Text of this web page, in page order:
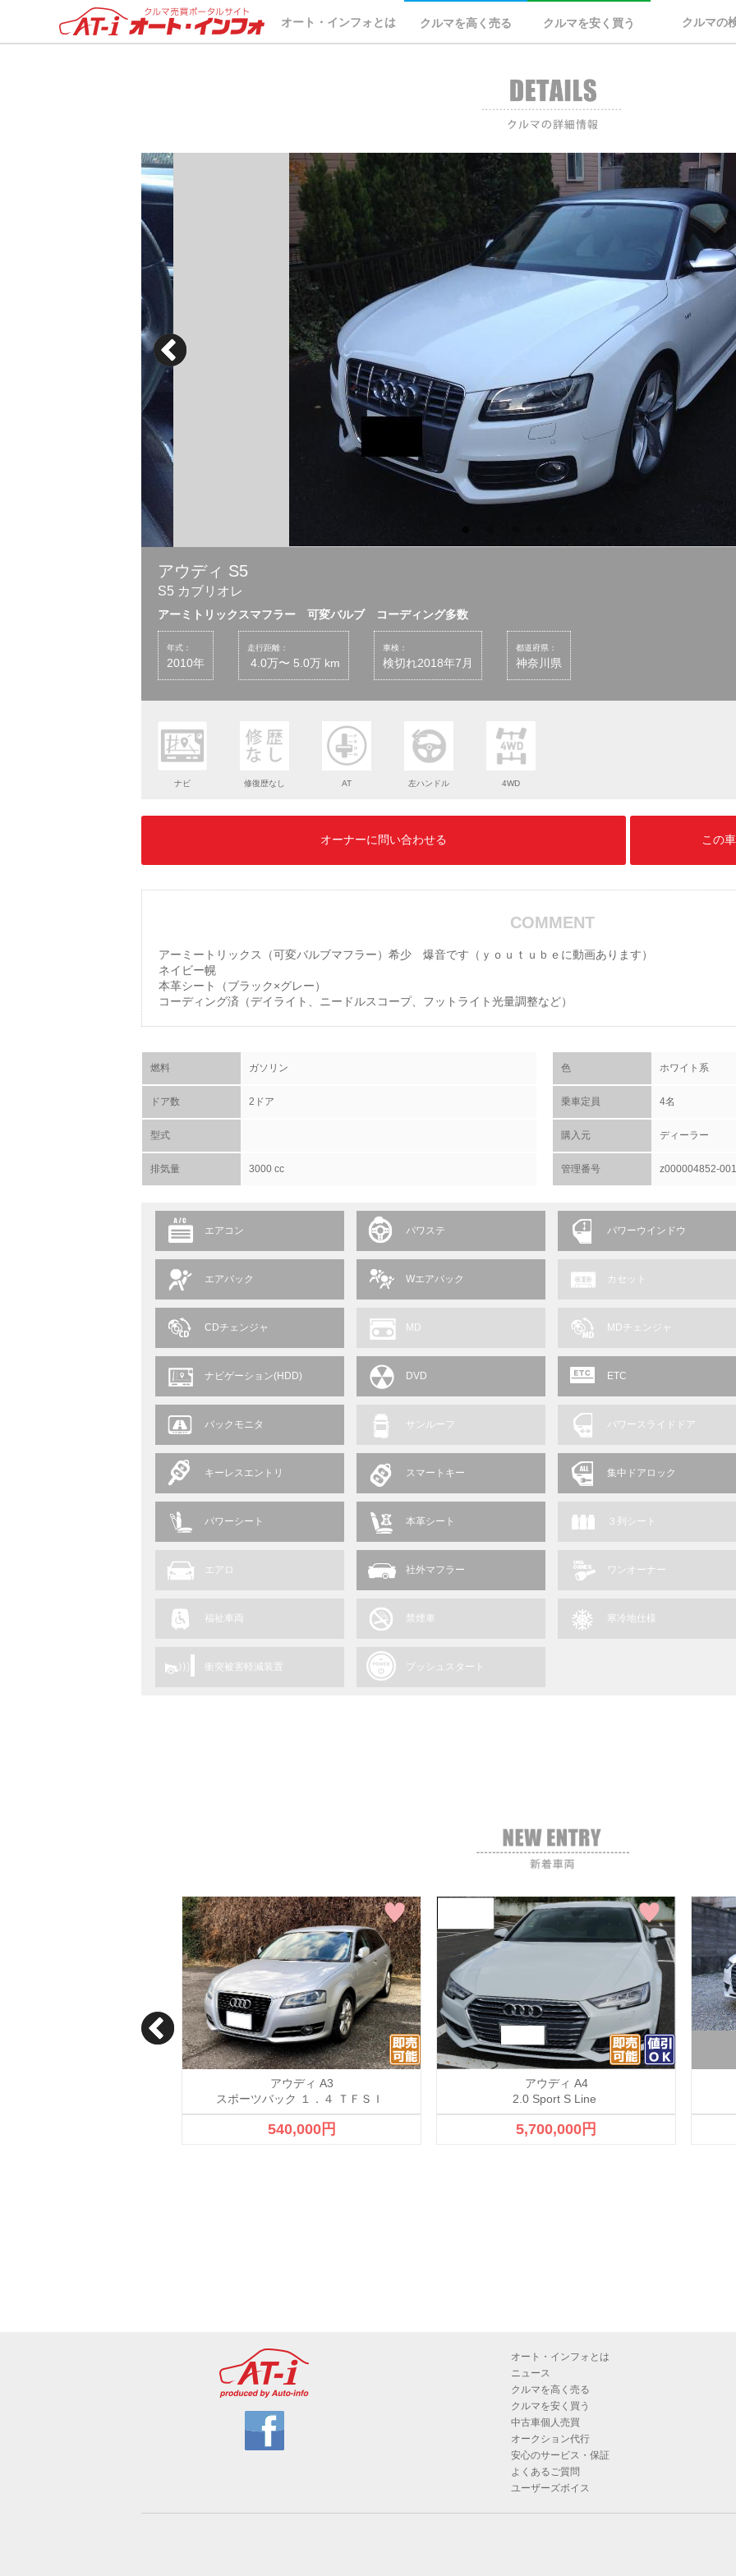
オート・インフォとは クルマを高く売る クルマを安く買う クルマの
アウディ S5
S5 カブリオレ
アーミトリックスマフラー 可変バルブ コーディング多数
年式：
2010年
走行距離：
4.0万〜 5.0万 km
車検：
検切れ2018年7月
都道府県：
神奈川県
ナビ 修復歴なし AT 左ハンドル 4WD
オーナーに問い合わせる この
COMMENT
アーミートリックス（可変バルブマフラー）希少 爆音です（ｙｏｕｔｕｂｅに動画あります）
ネイビー幌
本革シート（ブラック×グレー）
コーディング済（デイライト、ニードルスコープ、フットライト光量調整など）
燃料 ガソリン 色 ホワイト系
ドア数 2ドア 乗車定員 4名
型式 購入元 ディーラー
排気量 3000 cc 管理番号 z000004852-001
エアコン パワステ パワーウインドウ
エアバック Wエアバック カセット
CDチェンジャ MD MDチェンジャ
ナビゲーション(HDD) DVD ETC
バックモニタ サンルーフ パワースライドドア
キーレスエントリ スマートキー 集中ドアロック
パワーシート 本革シート ３列シート
エアロ 社外マフラー ワンオーナー
福祉車両 禁煙車 寒冷地仕様
衝突被害軽減装置 プッシュスタート
アウディ A3
スポーツバック １．４ ＴＦＳＩ
540,000円
アウディ A4
2.0 Sport S Line
5,700,000円
オート・インフォとは
ニュース
クルマを高く売る
クルマを安く買う
中古車個人売買
オークション代行
安心のサービス・保証
よくあるご質問
ユーザーズボイス